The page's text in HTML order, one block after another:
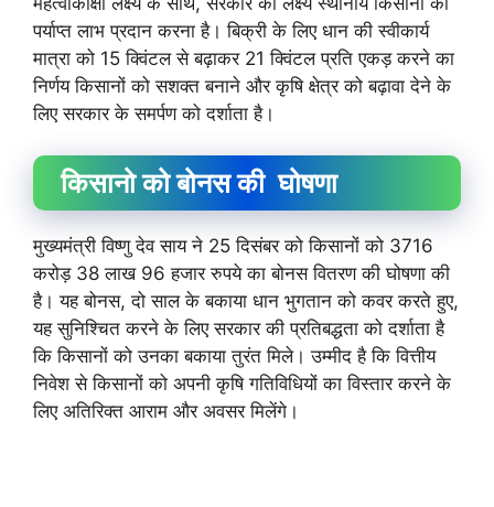
पर्याप्त लाभ प्रदान करना है। बिक्री के लिए धान की स्वीकार्य
मात्रा को 15 क्विंटल से बढ़ाकर 21 क्विंटल प्रति एकड़ करने का
निर्णय किसानों को सशक्त बनाने और कृषि क्षेत्र को बढ़ावा देने के
लिए सरकार के समर्पण को दर्शाता है।
किसानो को बोनस की घोषणा
मुख्यमंत्री विष्णु देव साय ने 25 दिसंबर को किसानों को 3716
करोड़ 38 लाख 96 हजार रुपये का बोनस वितरण की घोषणा की
है। यह बोनस, दो साल के बकाया धान भुगतान को कवर करते हुए,
यह सुनिश्चित करने के लिए सरकार की प्रतिबद्धता को दर्शाता है
कि किसानों को उनका बकाया तुरंत मिले। उम्मीद है कि वित्तीय
निवेश से किसानों को अपनी कृषि गतिविधियों का विस्तार करने के
लिए अतिरिक्त आराम और अवसर मिलेंगे।